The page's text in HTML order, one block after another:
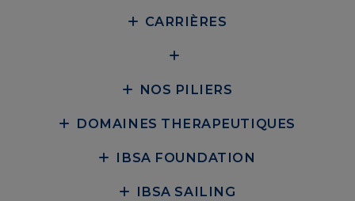
CARRIÈRES
NOS PILIERS
DOMAINES THERAPEUTIQUES
IBSA FOUNDATION
IBSA SAILING